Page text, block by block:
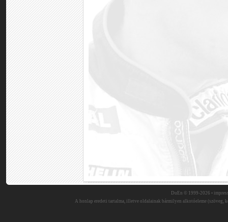
DuEn © 1999-2026 •
A honlap eredeti tartalma, illetve oldalainak bármilyen alkotóeleme (szöveg,